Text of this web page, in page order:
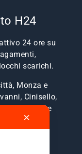
H24
24 ore su
scarichi.
Monza e
Cinisello,
Cernusco e
✕